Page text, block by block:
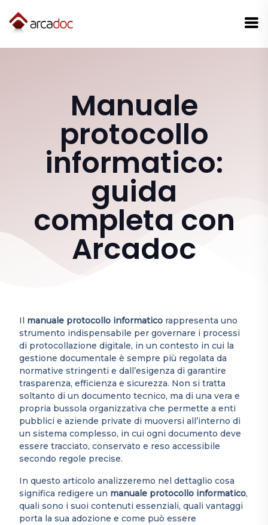
Manuale
protocollo
informatico:
guida
completa con
Arcadoc
Il manuale protocollo informatico rappresenta uno
strumento indispensabile per governare i processi
di protocollazione digitale, in un contesto in cui la
gestione documentale è sempre più regolata da
normative stringenti e dall’esigenza di garantire
trasparenza, efficienza e sicurezza. Non si tratta
soltanto di un documento tecnico, ma di una vera e
propria bussola organizzativa che permette a enti
pubblici e aziende private di muoversi all’interno di
un sistema complesso, in cui ogni documento deve
essere tracciato, conservato e reso accessibile
secondo regole precise.
In questo articolo analizzeremo nel dettaglio cosa
significa redigere un manuale protocollo informatico,
quali sono i suoi contenuti essenziali, quali vantaggi
porta la sua adozione e come può essere